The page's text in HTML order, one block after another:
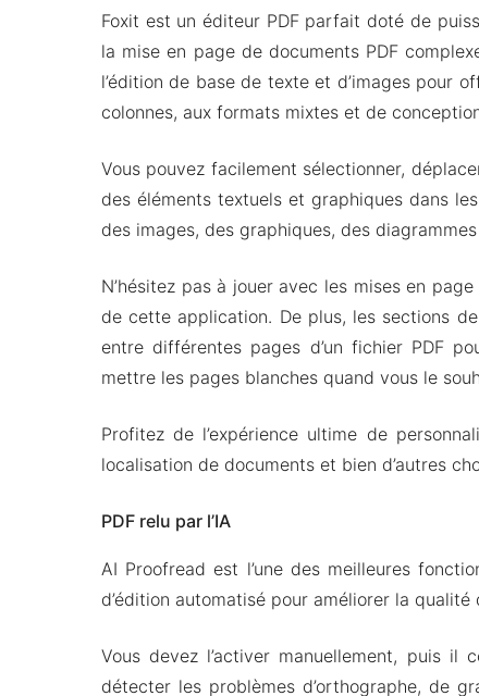
Sécuriser et signer des PDF
Version APK Mod de Foxit PDF Editor
Caractéristiques du Mod
Foxit est un éditeur PDF parfait doté de
la mise en page de documents PDF
l’édition de base de texte et d’images pour
colonnes, aux formats mixtes et de
Vous pouvez facilement sélectionner,
des éléments textuels et graphiques dans
des images, des graphiques, des
N’hésitez pas à jouer avec les mises en
de cette application. De plus, les sections
entre différentes pages d’un fichier PDF
mettre les pages blanches quand vous le
Profitez de l’expérience ultime de
localisation de documents et bien d’autres
PDF relu par l’IA
AI Proofread est l’une des meilleures
d’édition automatisé pour améliorer la
Vous devez l’activer manuellement, puis il
détecter les problèmes d’orthographe, de